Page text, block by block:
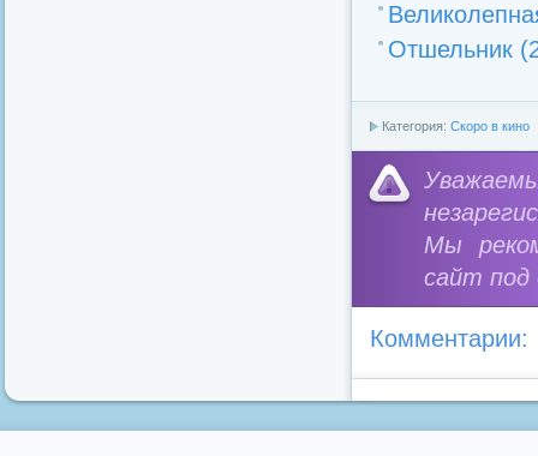
Отшельник
Категория: Скоро в кино
Мы
сайт под
Комментарии: